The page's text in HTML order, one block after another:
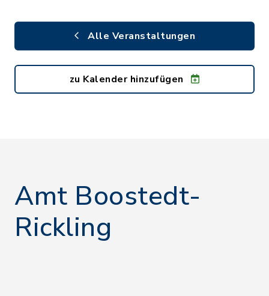
Alle Veranstaltungen
zu Kalender hinzufügen
Amt Boostedt-
Rickling